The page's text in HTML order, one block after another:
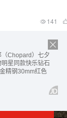
141